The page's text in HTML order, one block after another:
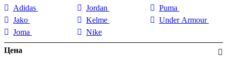
Adidas
Jako
Joma
Jordan
Kelme
Nike
Puma
Under Armour
Цена